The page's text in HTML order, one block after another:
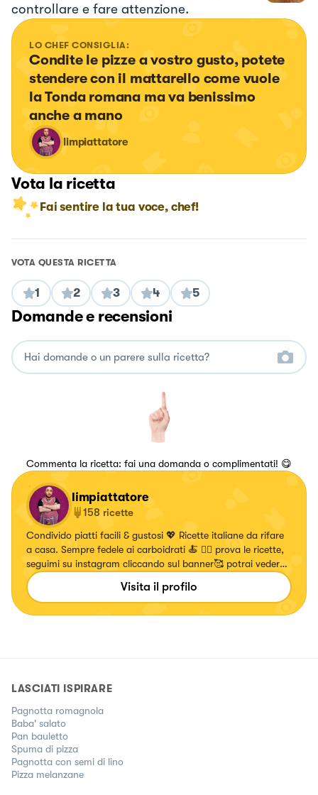
controllare e fare attenzione.
LO CHEF CONSIGLIA:
Condite le pizze a vostro gusto, potete
stendere con il mattarello come vuole
la Tonda romana ma va benissimo
anche a mano
limpiattatore
Vota la ricetta
Fai sentire la tua voce, chef!
VOTA QUESTA RICETTA
1 2 3 4 5
Domande e recensioni
Commenta la ricetta: fai una domanda o complimentati! 😋
limpiattatore
158 ricette
Condivido piatti facili & gustosi 💖 Ricette italiane da rifare
a casa. Sempre fedele ai carboidrati 🍝 👇🏼 prova le ricette,
seguimi su instagram cliccando sul banner🥰 potrai vedere
le ricette realizzate
Visita il profilo
LASCIATI ISPIRARE
Pagnotta romagnola
Baba' salato
Pan bauletto
Spuma di pizza
Pagnotta con semi di lino
Pizza melanzane